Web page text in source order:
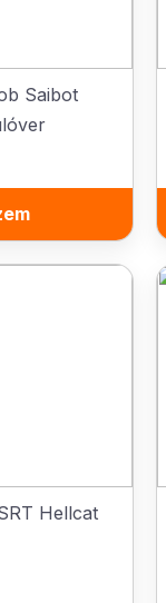
Saibot
Hellcat